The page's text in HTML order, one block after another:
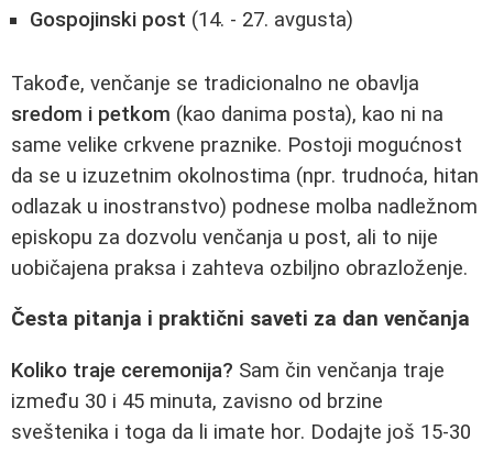
Gospojinski post (14. - 27. avgusta)
Takođe, venčanje se tradicionalno ne obavlja
sredom i petkom (kao danima posta), kao ni na
same velike crkvene praznike. Postoji mogućnost
da se u izuzetnim okolnostima (npr. trudnoća, hitan
odlazak u inostranstvo) podnese molba nadležnom
episkopu za dozvolu venčanja u post, ali to nije
uobičajena praksa i zahteva ozbiljno obrazloženje.
Česta pitanja i praktični saveti za dan venčanja
Koliko traje ceremonija? Sam čin venčanja traje
između 30 i 45 minuta, zavisno od brzine
sveštenika i toga da li imate hor. Dodajte još 15-30